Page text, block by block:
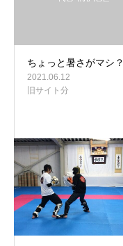
ちょっと暑さがマシ？
2021.06.12
旧サイト分